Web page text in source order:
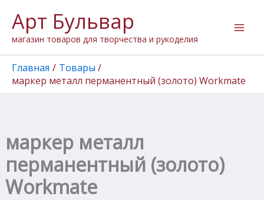
содержимому
Арт Бульвар
магазин товаров для творчества и рукоделия
Главная
Товары
маркер металл перманентный (золото) Workmate
маркер металл
перманентный (золото)
Workmate
товара
маркер
металл
перманентный
(золото)